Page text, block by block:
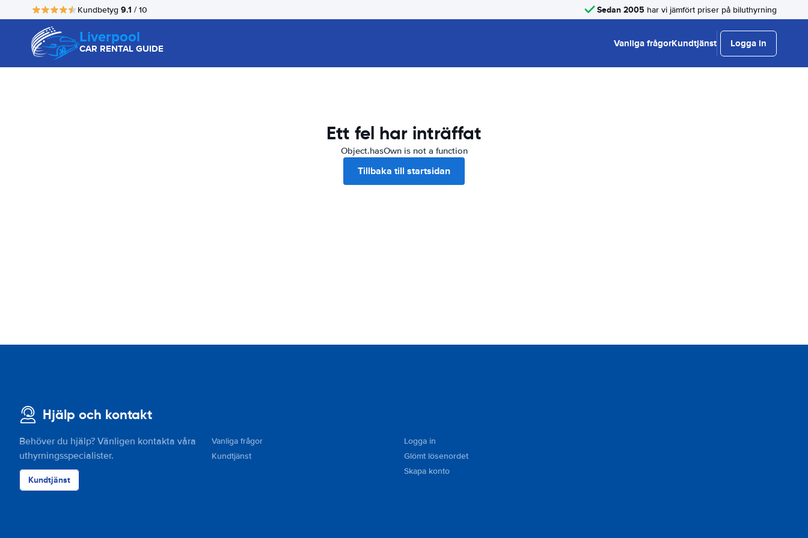
Kundbetyg 9.1 / 10 Sedan 2005 har vi jämfört priser på biluthyrning
Liverpool
CAR RENTAL GUIDE Vanliga frågorKundtjänst Logga in
Ett fel har inträffat
Object.hasOwn is not a function
Tillbaka till startsidan
Hjälp och kontakt
Behöver du hjälp? Vänligen kontakta våra
uthyrningsspecialister.
Kundtjänst
Vanliga frågor
Kundtjänst
Logga in
Glömt lösenordet
Skapa konto